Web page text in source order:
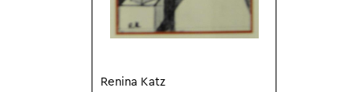
Renina Katz